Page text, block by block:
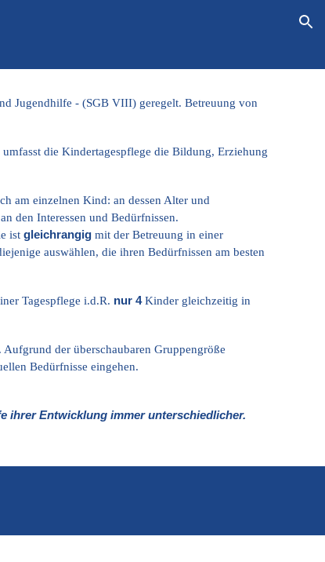
Jugendhilfe - (SGB VIII) geregelt. Betreuung von
die Kindertagespflege die Bildung, Erziehung
am einzelnen Kind: an dessen Alter und
den Interessen und Bedürfnissen.
istgleichrangig mit der Betreuung in einer
auswählen, die ihren Bedürfnissen am besten
Tagespflegei.d.R. nur 4Kinder gleichzeitig in
der überschaubaren Gruppengröße
Bedürfnisse eingehen.
ihrer Entwicklung immer unterschiedlicher.